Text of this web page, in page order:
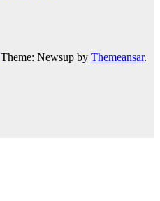
Theme: Newsup by Themeansar.